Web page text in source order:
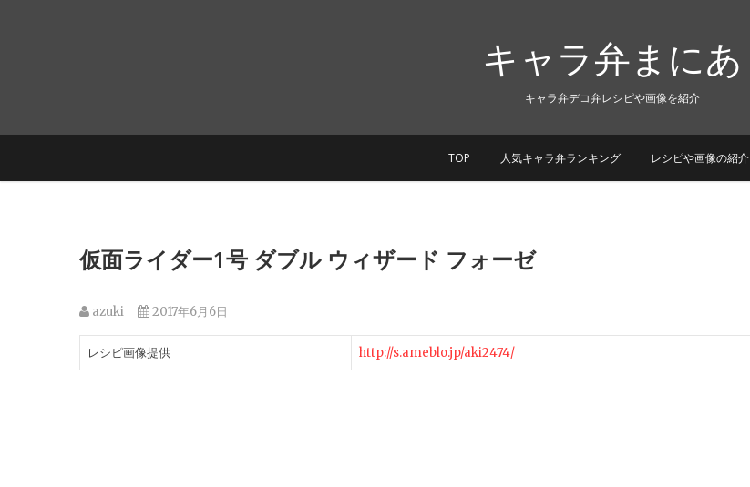
キャラ弁まにあ
キャラ弁デコ弁レシピや画像を紹介
TOP 人気キャラ弁ランキング レシピや画像の紹介
仮面ライダー1号 ダブル ウィザード フォーゼ
azuki 2017年6月6日
レシピ画像提供 http://s.ameblo.jp/aki2474/